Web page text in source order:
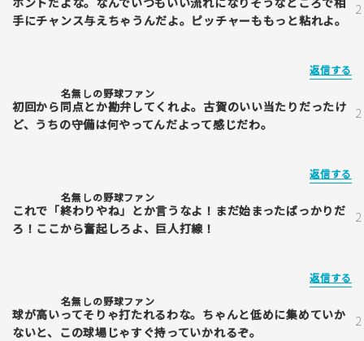
手にチャンス与えちゃうんだよ。ピッチャーももっと粘れよ。
返信する
名無しの野球ファン
初回から同点とか勘弁してくれよ。古賀のいい当たりだったけ
ど、うちの守備は何やってんだよって感じだわ。
返信する
名無しの野球ファン
これで「終わりやね」とか言うなよ！まだ始まったばっかりだ
ろ！ここから奮起しろよ、巨人打線！
返信する
名無しの野球ファン
球が高いってそりゃ打たれるわな。ちゃんと低めに集めていか
ないと、この球場じゃすぐ持っていかれるぞ。